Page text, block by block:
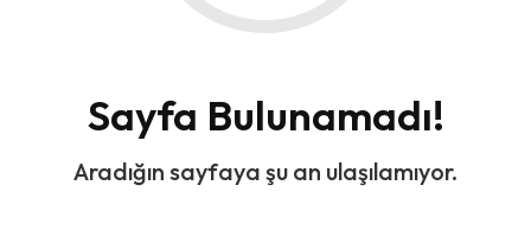
Sayfa Bulunamadı!
Aradığın sayfaya şu an ulaşılamıyor.